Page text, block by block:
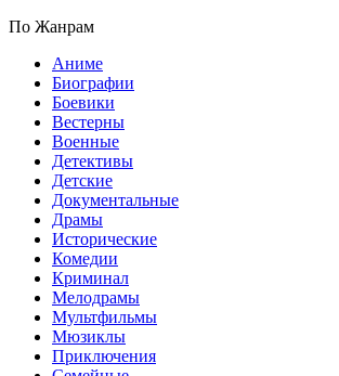
По Жанрам
Аниме
Биографии
Боевики
Вестерны
Военные
Детективы
Детские
Документальные
Драмы
Исторические
Комедии
Криминал
Мелодрамы
Мультфильмы
Мюзиклы
Приключения